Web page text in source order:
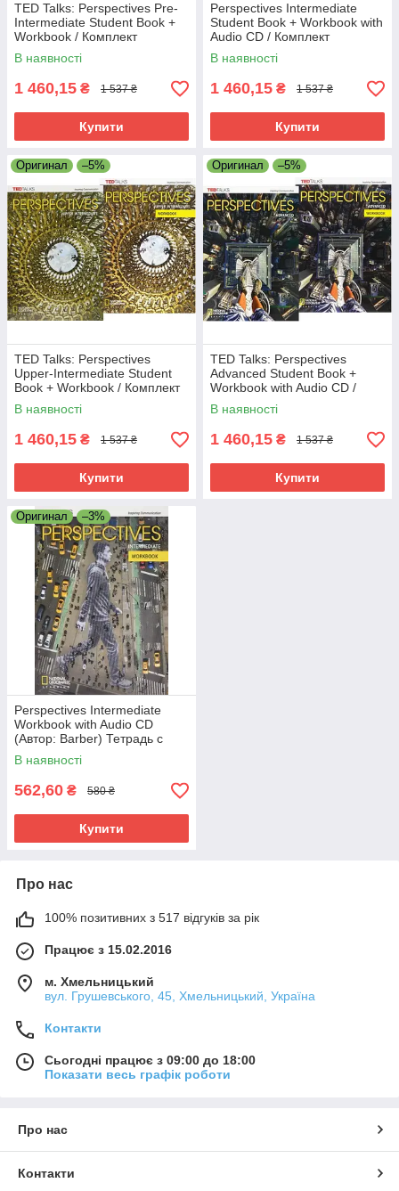
TED Talks: Perspectives Pre-
Intermediate Student Book +
Workbook / Комплект
(Підручник + зошит з диском)
В наявності
1 460,15 ₴ 1 537 ₴
Купити
Perspectives Intermediate
Student Book + Workbook with
Audio CD / Комплект
(Підручник + зошит з диском)
В наявності
1 460,15 ₴ 1 537 ₴
Купити
Оригинал –5%
TED Talks: Perspectives
Upper-Intermediate Student
Book + Workbook / Комплект
(Підручник + зошит з диском)
В наявності
1 460,15 ₴ 1 537 ₴
Купити
Оригинал –5%
TED Talks: Perspectives
Advanced Student Book +
Workbook with Audio CD /
Комплект (учобник + зошит з
диском)
В наявності
1 460,15 ₴ 1 537 ₴
Купити
Оригинал –3%
Perspectives Intermediate
Workbook with Audio CD
(Автор: Barber) Тетрадь с
диском
В наявності
562,60 ₴ 580 ₴
Купити
Про нас
100% позитивних з 517 відгуків за рік
Працює з 15.02.2016
м. Хмельницький
вул. Грушевського, 45, Хмельницький, Україна
Контакти
Сьогодні працює з 09:00 до 18:00
Показати весь графік роботи
Про нас
Контакти